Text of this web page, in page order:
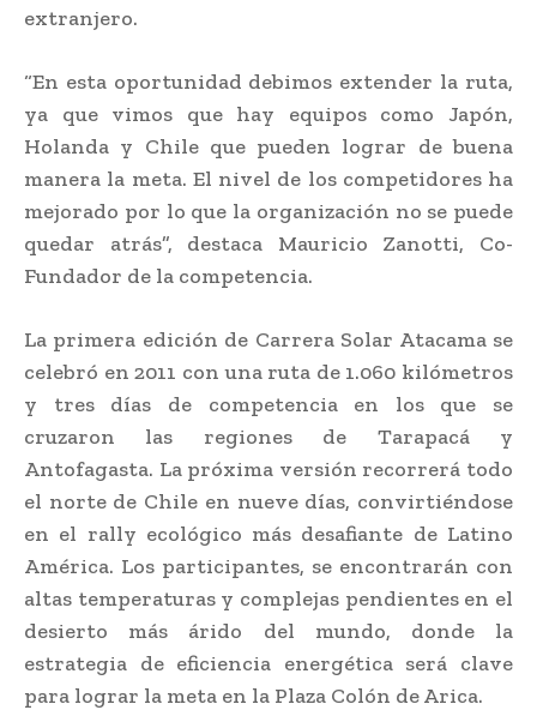
extranjero.
“En esta oportunidad debimos extender la ruta,
ya que vimos que hay equipos como Japón,
Holanda y Chile que pueden lograr de buena
manera la meta. El nivel de los competidores ha
mejorado por lo que la organización no se puede
quedar atrás”, destaca Mauricio Zanotti, Co-
Fundador de la competencia.
La primera edición de Carrera Solar Atacama se
celebró en 2011 con una ruta de 1.060 kilómetros
y tres días de competencia en los que se
cruzaron las regiones de Tarapacá y
Antofagasta. La próxima versión recorrerá todo
el norte de Chile en nueve días, convirtiéndose
en el rally ecológico más desafiante de Latino
América. Los participantes, se encontrarán con
altas temperaturas y complejas pendientes en el
desierto más árido del mundo, donde la
estrategia de eficiencia energética será clave
para lograr la meta en la Plaza Colón de Arica.